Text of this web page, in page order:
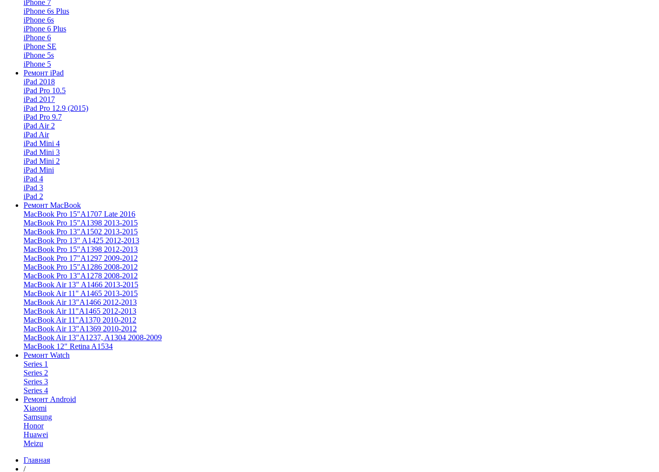
iPhone 7
iPhone 6s Plus
iPhone 6s
iPhone 6 Plus
iPhone 6
iPhone SE
iPhone 5s
iPhone 5
Ремонт iPad
iPad 2018
iPad Pro 10.5
iPad 2017
iPad Pro 12.9 (2015)
iPad Pro 9.7
iPad Air 2
iPad Air
iPad Mini 4
iPad Mini 3
iPad Mini 2
iPad Mini
iPad 4
iPad 3
iPad 2
Ремонт MacBook
MacBook Pro 15"A1707 Late 2016
MacBook Pro 15"A1398 2013-2015
MacBook Pro 13"A1502 2013-2015
MacBook Pro 13" A1425 2012-2013
MacBook Pro 15"A1398 2012-2013
MacBook Pro 17"A1297 2009-2012
MacBook Pro 15"A1286 2008-2012
MacBook Pro 13"A1278 2008-2012
MacBook Air 13" A1466 2013-2015
MacBook Air 11" A1465 2013-2015
MacBook Air 13"A1466 2012-2013
MacBook Air 11"A1465 2012-2013
MacBook Air 11"A1370 2010-2012
MacBook Air 13"A1369 2010-2012
MacBook Air 13"A1237, A1304 2008-2009
MacBook 12" Retina A1534
Ремонт Watch
Series 1
Series 2
Series 3
Series 4
Ремонт Android
Xiaomi
Samsung
Honor
Huawei
Meizu
Главная
/